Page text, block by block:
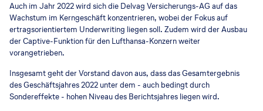
Auch im Jahr 2022 wird sich die Delvag Versicherungs-AG auf das
Wachstum im Kerngeschäft konzentrieren, wobei der Fokus auf
ertragsorientiertem Underwriting liegen soll. Zudem wird der Ausbau
der Captive-Funktion für den Lufthansa-Konzern weiter
vorangetrieben.
Insgesamt geht der Vorstand davon aus, dass das Gesamtergebnis
des Geschäftsjahres 2022 unter dem - auch bedingt durch
Sondereffekte - hohen Niveau des Berichtsjahres liegen wird.